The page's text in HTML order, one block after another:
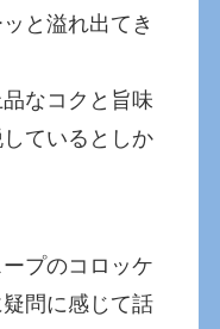
と溢れ出てき
なコクと旨味
ているとしか
プのコロッケ
問に感じて話